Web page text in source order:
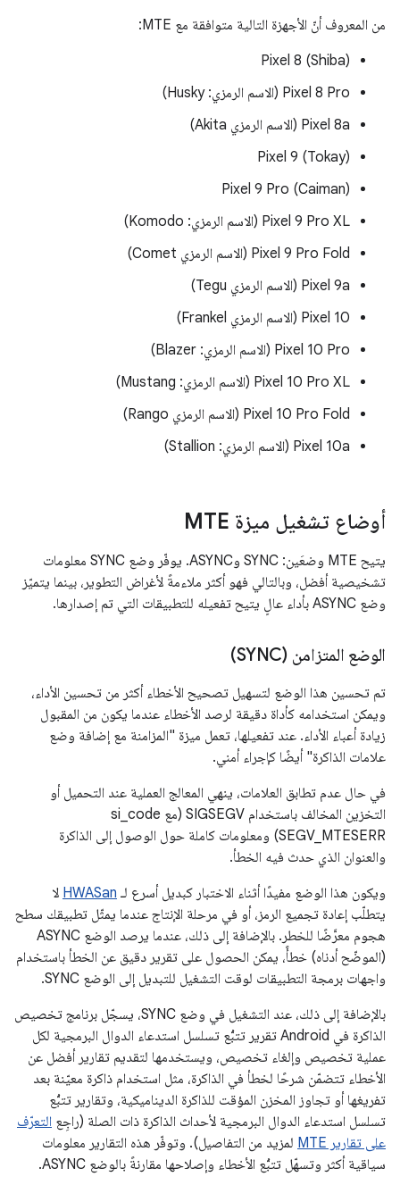
من المعروف أنّ الأجهزة التالية متوافقة مع MTE:
‫Pixel 8 (Shiba)
‫Pixel 8 Pro (الاسم الرمزي: Husky)
‫Pixel 8a (الاسم الرمزي Akita)
‫Pixel 9 (Tokay)
‫Pixel 9 Pro (Caiman)
‫Pixel 9 Pro XL (الاسم الرمزي: Komodo)
‫Pixel 9 Pro Fold (الاسم الرمزي Comet)
‫Pixel 9a (الاسم الرمزي Tegu)
‫Pixel 10 (الاسم الرمزي Frankel)
‫Pixel 10 Pro (الاسم الرمزي: Blazer)
‫Pixel 10 Pro XL (الاسم الرمزي: Mustang)
‫Pixel 10 Pro Fold (الاسم الرمزي Rango)
‫Pixel 10a (الاسم الرمزي: Stallion)
أوضاع تشغيل ميزة MTE
يتيح MTE وضعَين: SYNC وASYNC. يوفّر وضع SYNC معلومات
تشخيصية أفضل، وبالتالي فهو أكثر ملاءمةً لأغراض التطوير، بينما يتميّز
وضع ASYNC بأداء عالٍ يتيح تفعيله للتطبيقات التي تم إصدارها.
الوضع المتزامن (SYNC)
تم تحسين هذا الوضع لتسهيل تصحيح الأخطاء أكثر من تحسين الأداء،
ويمكن استخدامه كأداة دقيقة لرصد الأخطاء عندما يكون من المقبول
زيادة أعباء الأداء. عند تفعيلها، تعمل ميزة "المزامنة مع إضافة وضع
علامات الذاكرة" أيضًا كإجراء أمني.
في حال عدم تطابق العلامات، ينهي المعالج العملية عند التحميل أو
التخزين المخالف باستخدام SIGSEGV (مع si_code
SEGV_MTESERR) ومعلومات كاملة حول الوصول إلى الذاكرة
والعنوان الذي حدث فيه الخطأ.
ويكون هذا الوضع مفيدًا أثناء الاختبار كبديل أسرع لـ HWASan لا
يتطلّب إعادة تجميع الرمز، أو في مرحلة الإنتاج عندما يمثّل تطبيقك سطح
هجوم معرَّضًا للخطر. بالإضافة إلى ذلك، عندما يرصد الوضع ASYNC
(الموضّح أدناه) خطأً، يمكن الحصول على تقرير دقيق عن الخطأ باستخدام
واجهات برمجة التطبيقات لوقت التشغيل للتبديل إلى الوضع SYNC.
بالإضافة إلى ذلك، عند التشغيل في وضع SYNC، يسجّل برنامج تخصيص
الذاكرة في Android تقرير تتبُّع تسلسل استدعاء الدوال البرمجية لكل
عملية تخصيص وإلغاء تخصيص، ويستخدمها لتقديم تقارير أفضل عن
الأخطاء تتضمّن شرحًا لخطأ في الذاكرة، مثل استخدام ذاكرة معيّنة بعد
تفريغها أو تجاوز المخزن المؤقت للذاكرة الديناميكية، وتقارير تتبُّع
تسلسل استدعاء الدوال البرمجية لأحداث الذاكرة ذات الصلة (راجِع التعرّف
على تقارير MTE
لمزيد من التفاصيل). وتوفّر هذه التقارير معلومات
سياقية أكثر وتسهّل تتبُّع الأخطاء وإصلاحها مقارنةً بالوضع ASYNC.